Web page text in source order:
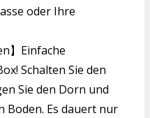
oder Ihre
】Einfache
Schalten Sie den
Sie den Dorn und
Boden. Es dauert nur